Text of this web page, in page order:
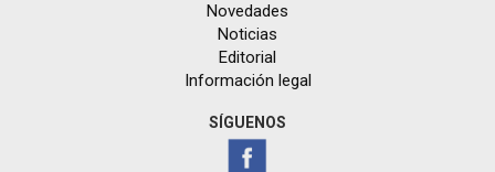
Novedades
Noticias
Editorial
Información legal
SÍGUENOS